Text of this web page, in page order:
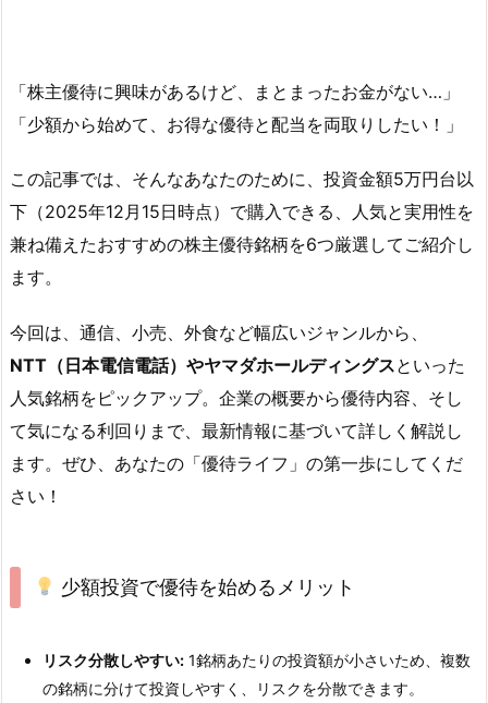
「株主優待に興味があるけど、まとまったお金がない…」
「少額から始めて、お得な優待と配当を両取りしたい！」
この記事では、そんなあなたのために、投資金額5万円台以
下（2025年12月15日時点）で購入できる、人気と実用性を
兼ね備えたおすすめの株主優待銘柄を6つ厳選してご紹介し
ます。
今回は、通信、小売、外食など幅広いジャンルから、
NTT（日本電信電話）やヤマダホールディングスといった
人気銘柄をピックアップ。企業の概要から優待内容、そし
て気になる利回りまで、最新情報に基づいて詳しく解説し
ます。ぜひ、あなたの「優待ライフ」の第一歩にしてくだ
さい！
少額投資で優待を始めるメリット
リスク分散しやすい: 1銘柄あたりの投資額が小さいため、複数
の銘柄に分けて投資しやすく、リスクを分散できます。